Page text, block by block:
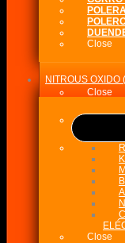
Close
NITROUS OXIDO
Close
Close